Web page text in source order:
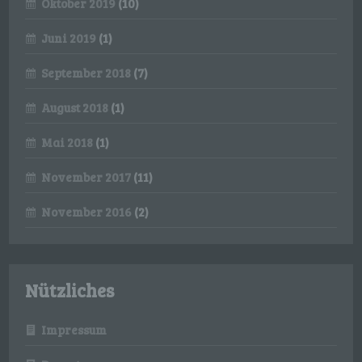
Oktober 2019 (10)
Juni 2019 (1)
September 2018 (7)
August 2018 (1)
Mai 2018 (1)
November 2017 (11)
November 2016 (2)
Nützliches
Impressum
einverstanden ist.
Name und Anschrift des für die Verarbeitung
Verantwortlichen
Europäischen Union geltenden Datenschutzgesetze
datenschutzrechtlichem Charakter ist die:
Deutschland